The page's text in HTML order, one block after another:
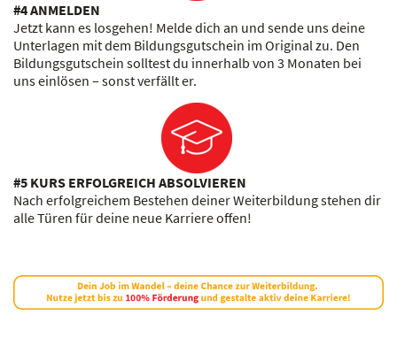
#4 ANMELDEN
Jetzt kann es losgehen! Melde dich an und sende uns deine
Unterlagen mit dem Bildungsgutschein im Original zu. Den
Bildungsgutschein solltest du innerhalb von 3 Monaten bei
uns einlösen – sonst verfällt er.
#5 KURS ERFOLGREICH ABSOLVIEREN
Nach erfolgreichem Bestehen deiner Weiterbildung stehen dir
alle Türen für deine neue Karriere offen!